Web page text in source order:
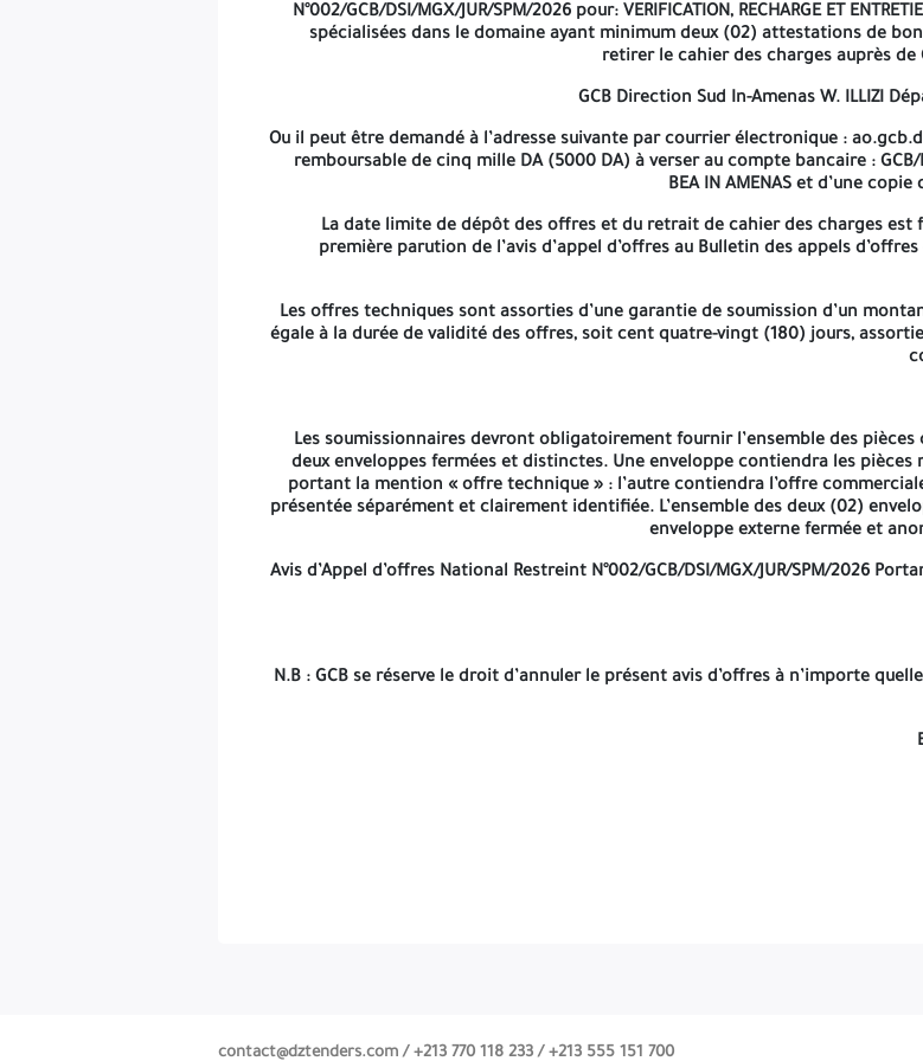
présentée séparément et clairement identifiée. L’ensemble des deux (02) enveloppes susmentionnés sont
Avis d’Appel d’offres National Restreint N°002/GCB/DSI/MGX/
N.B: GCB se réserve le droit d’annuler le présent avis d’offres à
N°002/GCB/DSI/MGX/JUR/SPM/2026 pour: VERIFICATION, RECHARGE ET
spécialisées dans le domaine ayant minimum deux (02) attestations de
retirer le cahier des charges auprès de
GCB Direction Sud In-Amenas W. ILLIZI
Ou il peut être demandé à l’adresse suivante par courrier électronique :
remboursable de cinq mille DA (5000 DA) à verser au compte bancaire :
BEA IN AMENAS et d’une
La date limite de dépôt des offres et du retrait de cahier des charges est
première parution de l’avis d’appel d’offres au Bulletin des appels
Les offres techniques sont assorties d’une garantie de soumission d’un
égale à la durée de validité des offres, soit cent quatre-vingt (180) jours,
Les soumissionnaires devront obligatoirement fournir l’ensemble des
deux enveloppes fermées et distinctes. Une enveloppe contiendra les
portant la mention « offre technique » : l’autre contiendra l’offre
présentée séparément et clairement identifiée. L’ensemble des deux (02)
enveloppe externe fermée et
Avis d’Appel d’offres National Restreint N°002/GCB/DSI/MGX/JUR/SPM/2026
N.B : GCB se réserve le droit d’annuler le présent avis d’offres à n’importe
contact@dztenders.com / +213 770 118 233 / +213 555 151 700